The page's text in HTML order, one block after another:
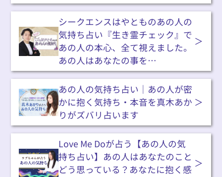
シークエンスはやとものあの人の
気持ち占い『生き霊チェック』で
あの人の本心、全て視えました。
あの人はあなたの事を…
あの人の気持ち占い｜あの人が密
かに抱く気持ち・本音を真木あか
りがズバリ占います
Love Me Doが占う【あの人の気
持ち占い】あの人はあなたのこと
どう思っている？あなたに抱く感